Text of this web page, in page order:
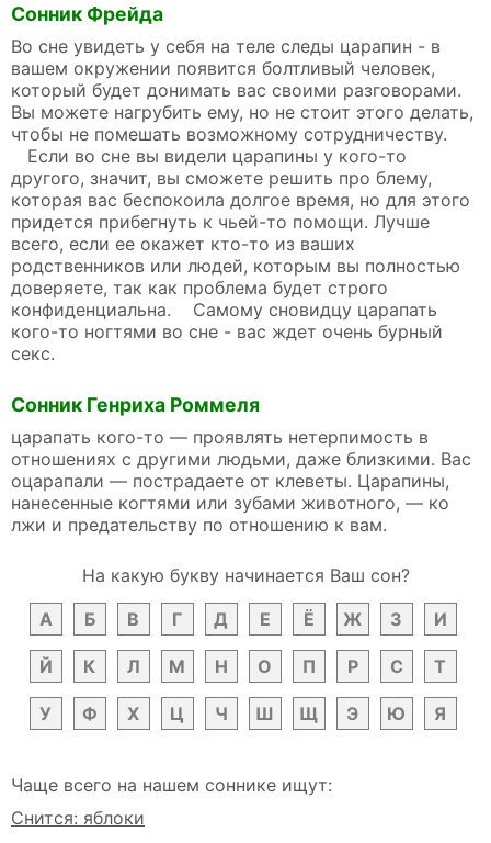
Сонник Фрейда
Во сне увидеть у себя на теле следы царапин - в
вашем окружении появится болтливый человек,
который будет донимать вас своими разговорами.
Вы можете нагрубить ему, но не стоит этого делать,
чтобы не помешать возможному сотрудничеству.
Если во сне вы видели царапины у кого-то
другого, значит, вы сможете решить про блему,
которая вас беспокоила долгое время, но для этого
придется прибегнуть к чьей-то помощи. Лучше
всего, если ее окажет кто-то из ваших
родственников или людей, которым вы полностью
доверяете, так как проблема будет строго
конфиденциальна. Самому сновидцу царапать
кого-то ногтями во сне - вас ждет очень бурный
секс.
Сонник Генриха Роммеля
царапать кого-то — проявлять нетерпимость в
отношениях с другими людьми, даже близкими. Вас
оцарапали — пострадаете от клеветы. Царапины,
нанесенные когтями или зубами животного, — ко
лжи и предательству по отношению к вам.
На какую букву начинается Ваш сон?
А
Б В Г Д Е Ё Ж З И
Й К Л М Н О П Р С Т
У Ф Х Ц Ч Ш Щ Э Ю Я
Чаще всего на нашем соннике ищут:
Снится: яблоки